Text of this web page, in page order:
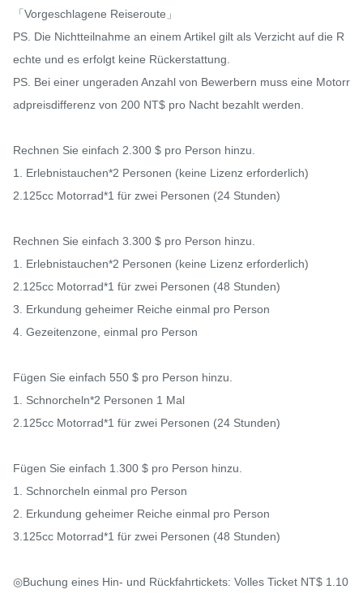
「Vorgeschlagene Reiseroute」
PS. Die Nichtteilnahme an einem Artikel gilt als Verzicht auf die R
echte und es erfolgt keine Rückerstattung.
PS. Bei einer ungeraden Anzahl von Bewerbern muss eine Motorr
adpreisdifferenz von 200 NT$ pro Nacht bezahlt werden.
Rechnen Sie einfach 2.300 $ pro Person hinzu.
1. Erlebnistauchen*2 Personen (keine Lizenz erforderlich)
2.125cc Motorrad*1 für zwei Personen (24 Stunden)
Rechnen Sie einfach 3.300 $ pro Person hinzu.
1. Erlebnistauchen*2 Personen (keine Lizenz erforderlich)
2.125cc Motorrad*1 für zwei Personen (48 Stunden)
3. Erkundung geheimer Reiche einmal pro Person
4. Gezeitenzone, einmal pro Person
Fügen Sie einfach 550 $ pro Person hinzu.
1. Schnorcheln*2 Personen 1 Mal
2.125cc Motorrad*1 für zwei Personen (24 Stunden)
Fügen Sie einfach 1.300 $ pro Person hinzu.
1. Schnorcheln einmal pro Person
2. Erkundung geheimer Reiche einmal pro Person
3.125cc Motorrad*1 für zwei Personen (48 Stunden)
◎Buchung eines Hin- und Rückfahrtickets: Volles Ticket NT$ 1.10